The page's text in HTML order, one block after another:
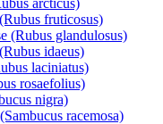
fruticosus)
(Rubus glandulosus)
idaeus)
laciniatus)
rosaefolius)
nigra)
racemosa)